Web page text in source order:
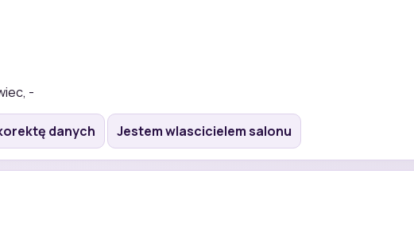
-
danych Jestem wlascicielem salonu